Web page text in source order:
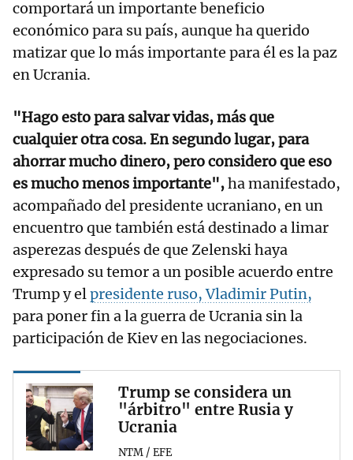
comportará un importante beneficio
económico para su país, aunque ha querido
matizar que lo más importante para él es la paz
en Ucrania.
"Hago esto para salvar vidas, más que
cualquier otra cosa. En segundo lugar, para
ahorrar mucho dinero, pero considero que eso
es mucho menos importante",ha manifestado,
acompañado del presidente ucraniano, en un
encuentro que también está destinado a limar
asperezas después de que Zelenski haya
expresado su temor a un posible acuerdo entre
Trump y elpresidente ruso, Vladimir Putin,
para poner fin a la guerra de Ucrania sin la
participación de Kiev en las negociaciones.
Trump se considera un
"árbitro" entre Rusia y
Ucrania
NTM / EFE